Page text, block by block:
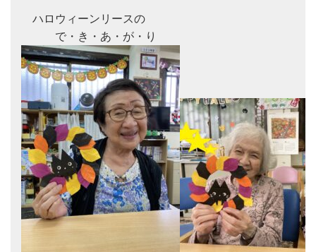
ハロウィーンリースの